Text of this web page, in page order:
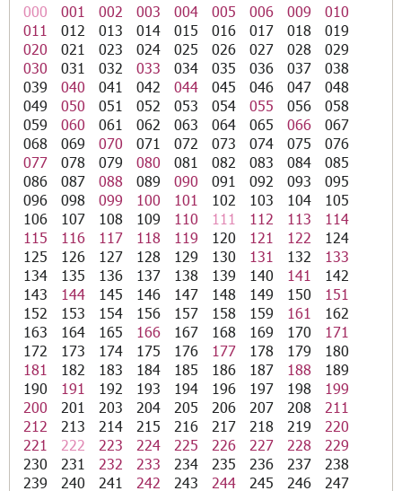
000
001 002 003 004 005 006 009
010
011
012 013 014 015 016 017 018
019
020
021 023 024 025 026 027 028
029
030
031 032 033 034 035 036 037
038
039
040 041 042 044 045 046 047
048
049
050 051 052 053 054 055 056
058
059
060 061 062 063 064 065 066
067
068
069 070 071 072 073 074 075
076
077
078 079 080 081 082 083 084
085
086
087 088 089 090 091 092 093
095
096
098 099 100 101 102 103 104
105
106
107 108 109 110 111 112 113
114
115
116 117 118 119 120 121 122
124
125
126 127 128 129 130 131 132
133
134
135 136 137 138 139 140 141
142
143
144 145 146 147 148 149 150
151
152
153 154 156 157 158 159 161
162
163
164 165 166 167 168 169 170
171
172
173 174 175 176 177 178 179
180
181
182 183 184 185 186 187 188
189
190
191 192 193 194 196 197 198
199
200
201 203 204 205 206 207 208
211
212
213 214 215 216 217 218 219
220
221
222 223 224 225 226 227 228
229
230
231 232 233 234 235 236 237
238
239
240 241 242 243 244 245 246
247